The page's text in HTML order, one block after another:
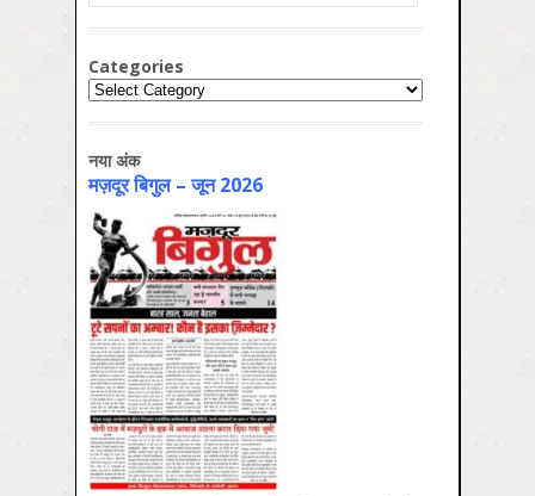
Categories
Categories
नया अंक
मज़दूर बिगुल – जून 2026